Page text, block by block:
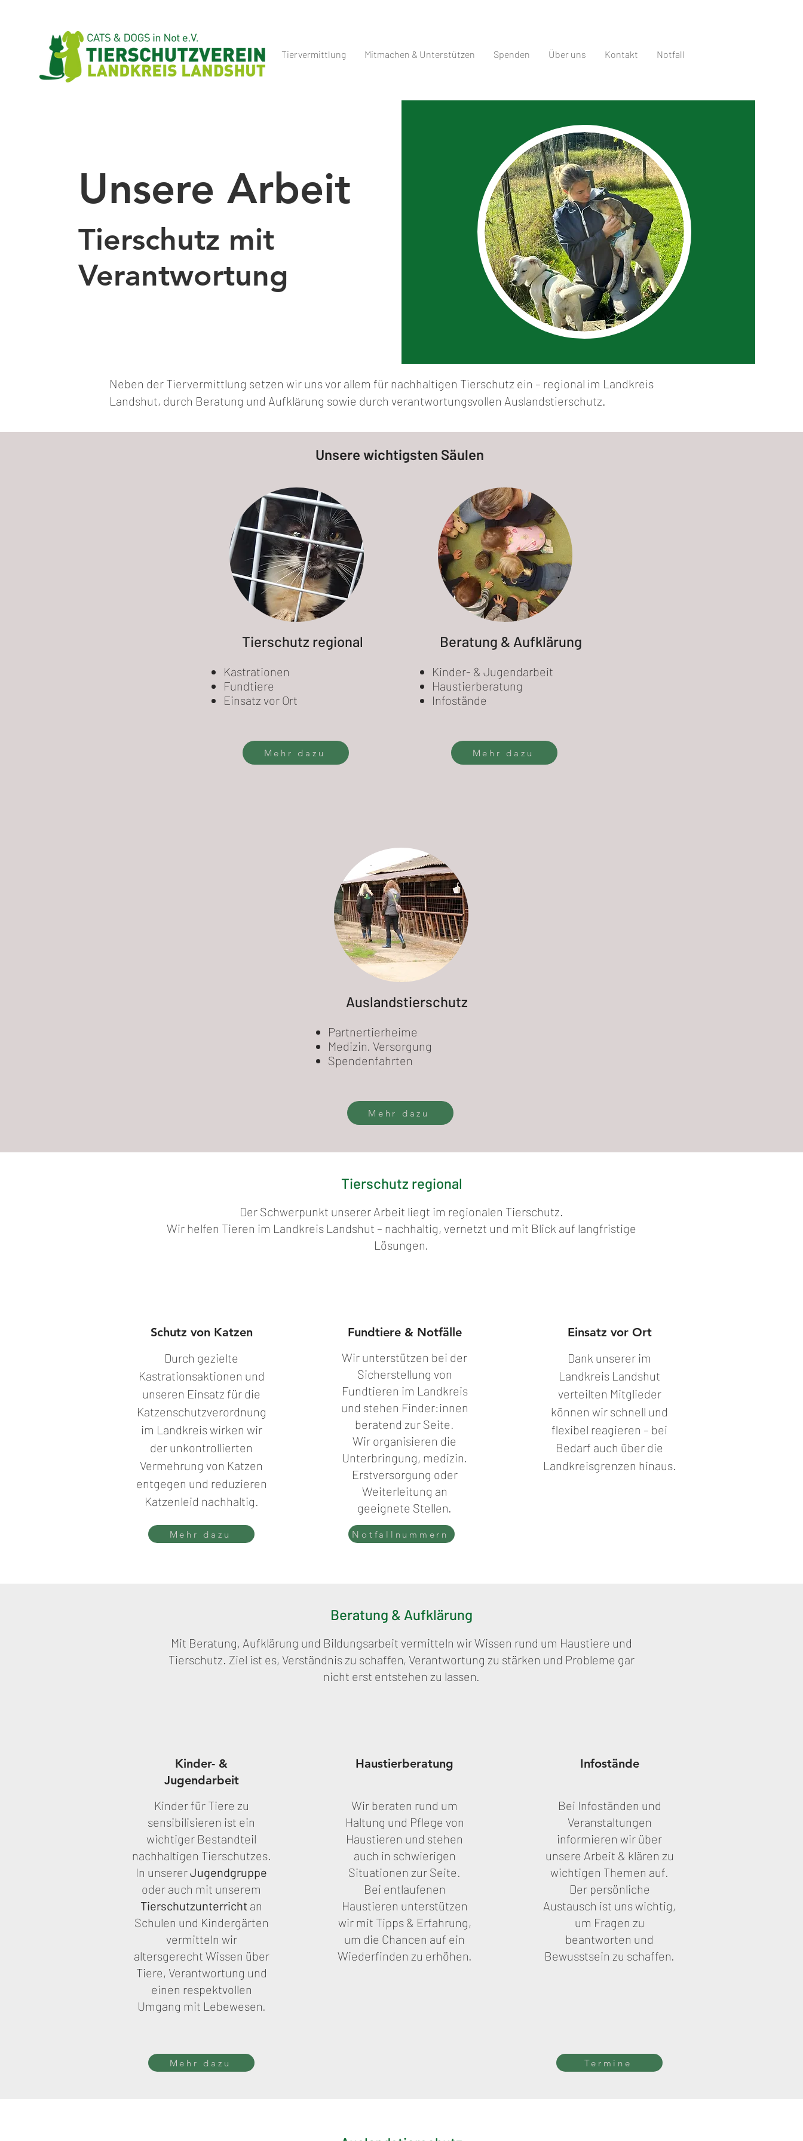
Tiervermittlung Mitmachen & Unterstützen Spenden Über uns Kontakt Notfall
Unsere Arbeit
Tierschutz mit
Verantwortung
Neben der Tiervermittlung setzen wir uns vor allem für nachhaltigen Tierschutz ein – regional im Landkreis
Landshut, durch Beratung und Aufklärung sowie durch verantwortungsvollen Auslandstierschutz.
Unsere wichtigsten Säulen
Tierschutz regional
Kastrationen
Fundtiere
Einsatz vor Ort
Mehr dazu
Beratung & Aufklärung
Kinder- & Jugendarbeit
Haustierberatung
Infostände
Mehr dazu
Auslandstierschutz
Partnertierheime
Medizin. Versorgung
Spendenfahrten
Mehr dazu
Tierschutz regional
Der Schwerpunkt unserer Arbeit liegt im regionalen Tierschutz.
Wir helfen Tieren im Landkreis Landshut – nachhaltig, vernetzt und mit Blick auf langfristige
Lösungen.
Schutz von Katzen
Durch gezielte
Kastrationsaktionen und
unseren Einsatz für die
Katzenschutzverordnung
im Landkreis wirken wir
der unkontrollierten
Vermehrung von Katzen
entgegen und reduzieren
Katzenleid nachhaltig.
Mehr dazu
Fundtiere & Notfälle
Wir unterstützen bei der
Sicherstellung von
Fundtieren im Landkreis
und stehen Finder:innen
beratend zur Seite.
Wir organisieren die
Unterbringung, medizin.
Erstversorgung oder
Weiterleitung an
geeignete Stellen.
Notfallnummern
Einsatz vor Ort
Dank unserer im
Landkreis Landshut
verteilten Mitglieder
können wir schnell und
flexibel reagieren – bei
Bedarf auch über die
Landkreisgrenzen hinaus.
Beratung & Aufklärung
Mit Beratung, Aufklärung und Bildungsarbeit vermitteln wir Wissen rund um Haustiere und
Tierschutz. Ziel ist es, Verständnis zu schaffen, Verantwortung zu stärken und Probleme gar
nicht erst entstehen zu lassen.
Kinder- &
Jugendarbeit
Kinder für Tiere zu
sensibilisieren ist ein
wichtiger Bestandteil
nachhaltigen Tierschutzes.
In unsererJugendgruppe
oder auch mit unserem
Tierschutzunterricht an
Schulen und Kindergärten
vermitteln wir
altersgerecht Wissen über
Tiere, Verantwortung und
einen respektvollen
Umgang mit Lebewesen.
Haustierberatung
Wir beraten rund um
Haltung und Pflege von
Haustieren und stehen
auch in schwierigen
Situationen zur Seite.
Bei entlaufenen
Haustieren unterstützen
wir mit Tipps & Erfahrung,
um die Chancen auf ein
Wiederfinden zu erhöhen.
Mehr dazu
Infostände
Bei Infoständen und
Veranstaltungen
informieren wir über
unsere Arbeit & klären zu
wichtigen Themen auf.
Der persönliche
Austausch ist uns wichtig,
um Fragen zu
beantworten und
Bewusstsein zu schaffen.
Termine